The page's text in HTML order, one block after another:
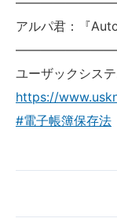
アルパ君：『
ユーザックシス
https://
#電子帳簿保存法